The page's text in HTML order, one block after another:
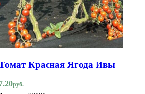
Красная Ягода Ивы
руб.